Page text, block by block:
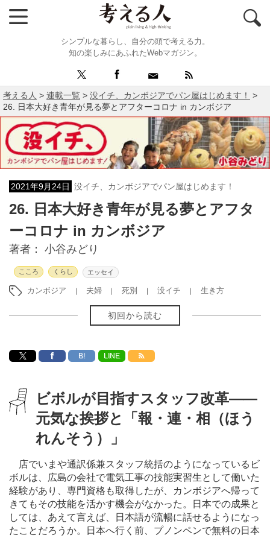
シンプルな暮らし、自分の頭で考える力。
知の楽しみにあふれたWebマガジン。
考える人 > 連載一覧 > 没イチ、カンボジアでパン屋はじめます！
>
26. 日本大好き青年が見る夢とアフターコロナ in カンボジア
2021年9月24日 没イチ、カンボジアでパン屋はじめます！
26. 日本大好き青年が見る夢とアフタ
ーコロナ in カンボジア
著者： 小谷みどり
こころ くらし エッセイ
カンボジア 夫婦 死別 没イチ 生き方
初回から読む
B! LINE
ビボルが目指すスタッフ改革――
元気な挨拶と「報・連・相（ほう
れんそう）」
店でいまや通訳係兼スタッフ統括のようになっているビ
ボルは、広島の会社で電気工事の技能実習生として働いた
経験があり、専門資格も取得したが、カンボジアへ帰って
きてもその技能を活かす機会がなかった。日本での成果と
しては、あえて言えば、日本語が流暢に話せるようになっ
たことだろうか。日本へ行く前、プノンペンで無料の日本